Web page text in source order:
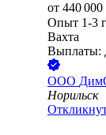
от 440 000
Опыт 1-3
Вахта
Выплаты:
ООО
Норильск